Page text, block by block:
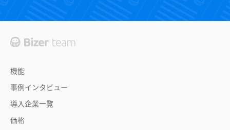
機能
事例インタビュー
導入企業一覧
価格